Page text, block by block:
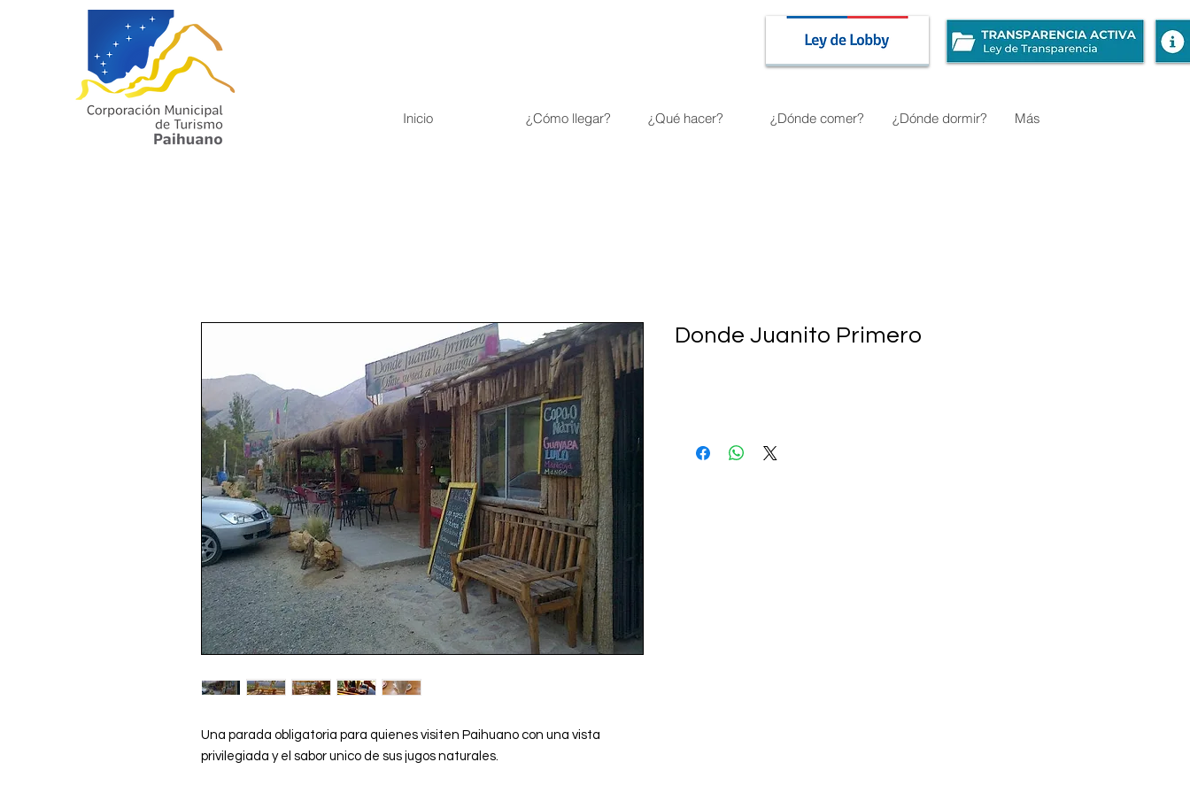
Inicio ¿Cómo llegar? ¿Qué hacer? ¿Dónde comer? ¿Dónde dormir? Más
Una parada obligatoria para quienes visiten Paihuano con una vista
privilegiada y el sabor unico de sus jugos naturales.
Donde Juanito Primero